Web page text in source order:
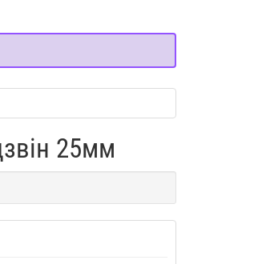
25мм